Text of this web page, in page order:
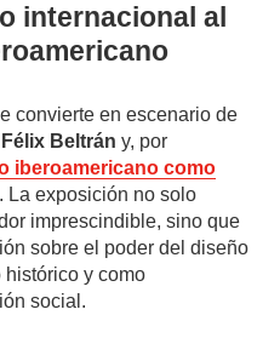
internacional al
convierte en escenario de
Félix Beltrán y, por
iberoamericano como
. La exposición no solo
imprescindible, sino que
sobre el poder del diseño
histórico y como
social.